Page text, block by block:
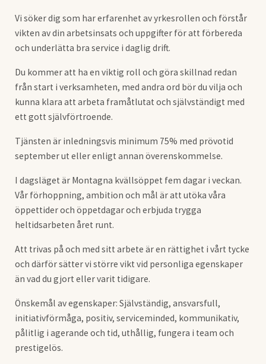
Vi söker dig som har erfarenhet av yrkesrollen och förstår
vikten av din arbetsinsats och uppgifter för att förbereda
och underlätta bra service i daglig drift.
Du kommer att ha en viktig roll och göra skillnad redan
från start i verksamheten, med andra ord bör du vilja och
kunna klara att arbeta framåtlutat och självständigt med
ett gott självförtroende.
Tjänsten är inledningsvis minimum 75% med prövotid
september ut eller enligt annan överenskommelse.
I dagsläget är Montagna kvällsöppet fem dagar i veckan.
Vår förhoppning, ambition och mål är att utöka våra
öppettider och öppetdagar och erbjuda trygga
heltidsarbeten året runt.
Att trivas på och med sitt arbete är en rättighet i vårt tycke
och därför sätter vi större vikt vid personliga egenskaper
än vad du gjort eller varit tidigare.
Önskemål av egenskaper: Självständig, ansvarsfull,
initiativförmåga, positiv, serviceminded, kommunikativ,
pålitlig i agerande och tid, uthållig, fungera i team och
prestigelös.